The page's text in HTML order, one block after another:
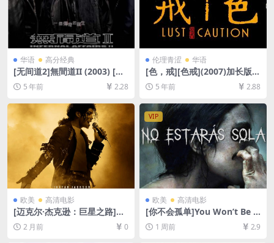
华语 高分经典
[无间道2]無間道II (2003) [百
度网盘+迅雷云盘资源1080P
超清][MP4/7.1GB][粤语原声
中字]
5 年前 2.28
伦理青涩 华语
[色，戒][色戒](2007)加长版1
58min[百度网盘+夸克网盘
+迅雷云盘+阿里云盘资源1080
P超清未删减][MP4/10GB][中
文字幕]【视频文件+防和谐压
缩包（含解压密码）】
5 年前 2.88
欧美 高清电影
[迈克尔·杰克逊：巨星之路]Mi
chael (2026)[百度网盘+夸克
网盘2160P超清未删减资源]
2 月前 0
VIP
欧美 高清电影
[你不会孤单]You Won’t Be A
lone (2022)[百度网盘+夸克网
盘1080P超清未删减资源][网
1 周前 2.9